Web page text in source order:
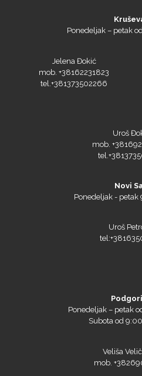
Ponedeljak – petak
Jelena Đokić
mob. +38162231823
tel.+381373502266
Uroš
mob.
Novi
Ponedeljak - petak
Uroš
Ponedeljak – petak
Subota od
Veliša
mob.